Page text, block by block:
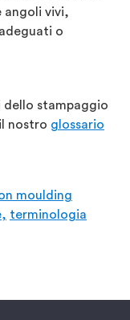
angoli vivi,
o
stampaggio
nostro glossario
moulding
terminologia